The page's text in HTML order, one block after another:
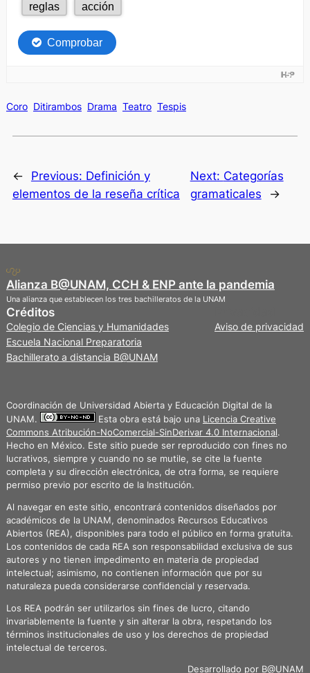
Coro Ditirambos Drama Teatro Tespis
← Previous: Definición y
elementos de la reseña crítica
Next: Categorías
gramaticales
→
Alianza B@UNAM, CCH & ENP ante la pandemia
Una alianza que establecen los tres bachilleratos de la UNAM
Créditos
Colegio de Ciencias y Humanidades
Escuela Nacional Preparatoria
Bachillerato a distancia B@UNAM
Aviso de privacidad
Coordinación de Universidad Abierta y Educación Digital de la
UNAM.
Esta obra está bajo una Licencia Creative
Commons Atribución-NoComercial-SinDerivar 4.0 Internacional.
Hecho en México. Este sitio puede ser reproducido con fines no
lucrativos, siempre y cuando no se mutile, se cite la fuente
completa y su dirección electrónica, de otra forma, se requiere
permiso previo por escrito de la Institución.
Al navegar en este sitio, encontrará contenidos diseñados por
académicos de la UNAM, denominados Recursos Educativos
Abiertos (REA), disponibles para todo el público en forma gratuita.
Los contenidos de cada REA son responsabilidad exclusiva de sus
autores y no tienen impedimento en materia de propiedad
intelectual; asimismo, no contienen información que por su
naturaleza pueda considerarse confidencial y reservada.
Los REA podrán ser utilizarlos sin fines de lucro, citando
invariablemente la fuente y sin alterar la obra, respetando los
términos institucionales de uso y los derechos de propiedad
intelectual de terceros.
Desarrollado por B@UNAM